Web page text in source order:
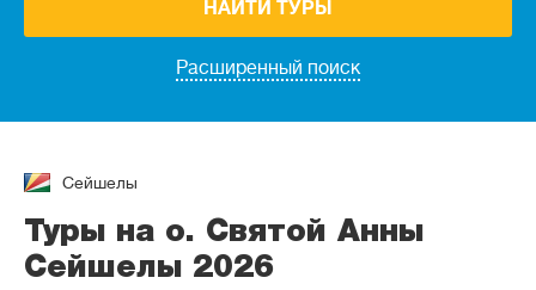
Расширенный поиск
НАЙТИ ТУРЫ
Сейшелы
Туры на о. Святой Анны
Сейшелы 2026